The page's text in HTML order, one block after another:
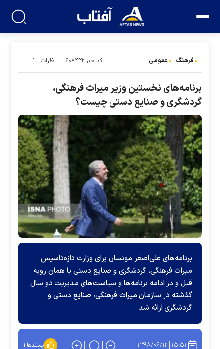
فرهنگ عمومی کد خبر:۶۰۸۴۲۲ نظرات : ۱
برنامه‌های نخستین وزیر میراث فرهنگی،
گردشگری و صنایع دستی چیست؟
برنامه‌های علی‌اصغر مونسان برای وزارت تازه‌تاسیس
میراث فرهنگی، گردشگری و صنایع دستی با همان رویه
قبل و در ادامه برنامه‌ها و سیاست‌های مدیریت دو سال
گذشته در سازمان میراث فرهنگی، صنایع دستی و
گردشگری ارائه شد.
۱۵:۵۱ ۱۳۹۸/۰۶/۱۲ پسندها:۱